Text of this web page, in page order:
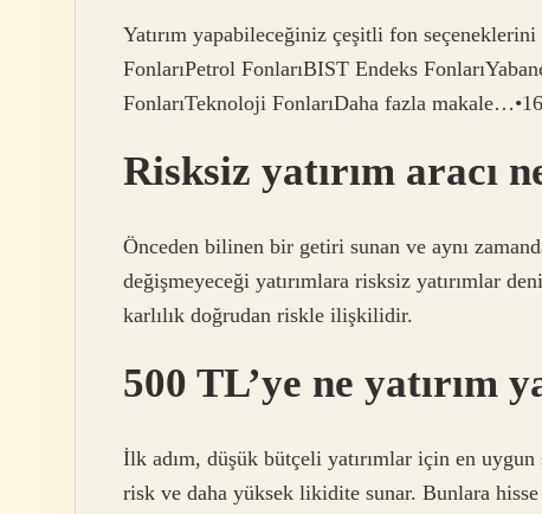
Yatırım yapabileceğiniz çeşitli fon
FonlarıPetrol FonlarıBIST Endeks
FonlarıTeknoloji FonlarıDaha fazla
Risksiz yatırım aracı
Önceden bilinen bir getiri sunan ve aynı
değişmeyeceği yatırımlara risksiz yatırımlar
karlılık doğrudan riskle ilişkilidir.
500 TL’ye ne yatırım
İlk adım, düşük bütçeli yatırımlar için en
risk ve daha yüksek likidite sunar. Bunlara